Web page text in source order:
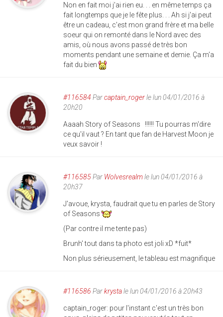
Non en fait moi j'ai rien eu. . . en même temps ça
fait longtemps que je le fête plus. . . Ah si j'ai peut
être un cadeau, c'est mon grand frère et ma belle
soeur qui on remonté dans le Nord avec des
amis, où nous avons passé de très bon
moments pendant une semaine et demie. Ça m'a
fait du bien
#116584 Parcaptain_rogerle lun 04/01/2016 à
20h20
Aaaah Story of Seasons !!!!!! Tu pourras m'dire
ce qu'il vaut ? En tant que fan de Harvest Moon je
veux savoir !
#116585Par Wolvesrealmle lun 04/01/2016 à
20h37
J'avoue, krysta, faudrait que tu en parles de Story
of Seasons
(Par contre il me tente pas)
Brunh' tout dans ta photo est joli xD *fuit*
Non plus sérieusement, le tableau est magnifique
#116586 Parkrystale lun 04/01/2016 à 20h43
captain_roger: pour l'instant c'est un très bon